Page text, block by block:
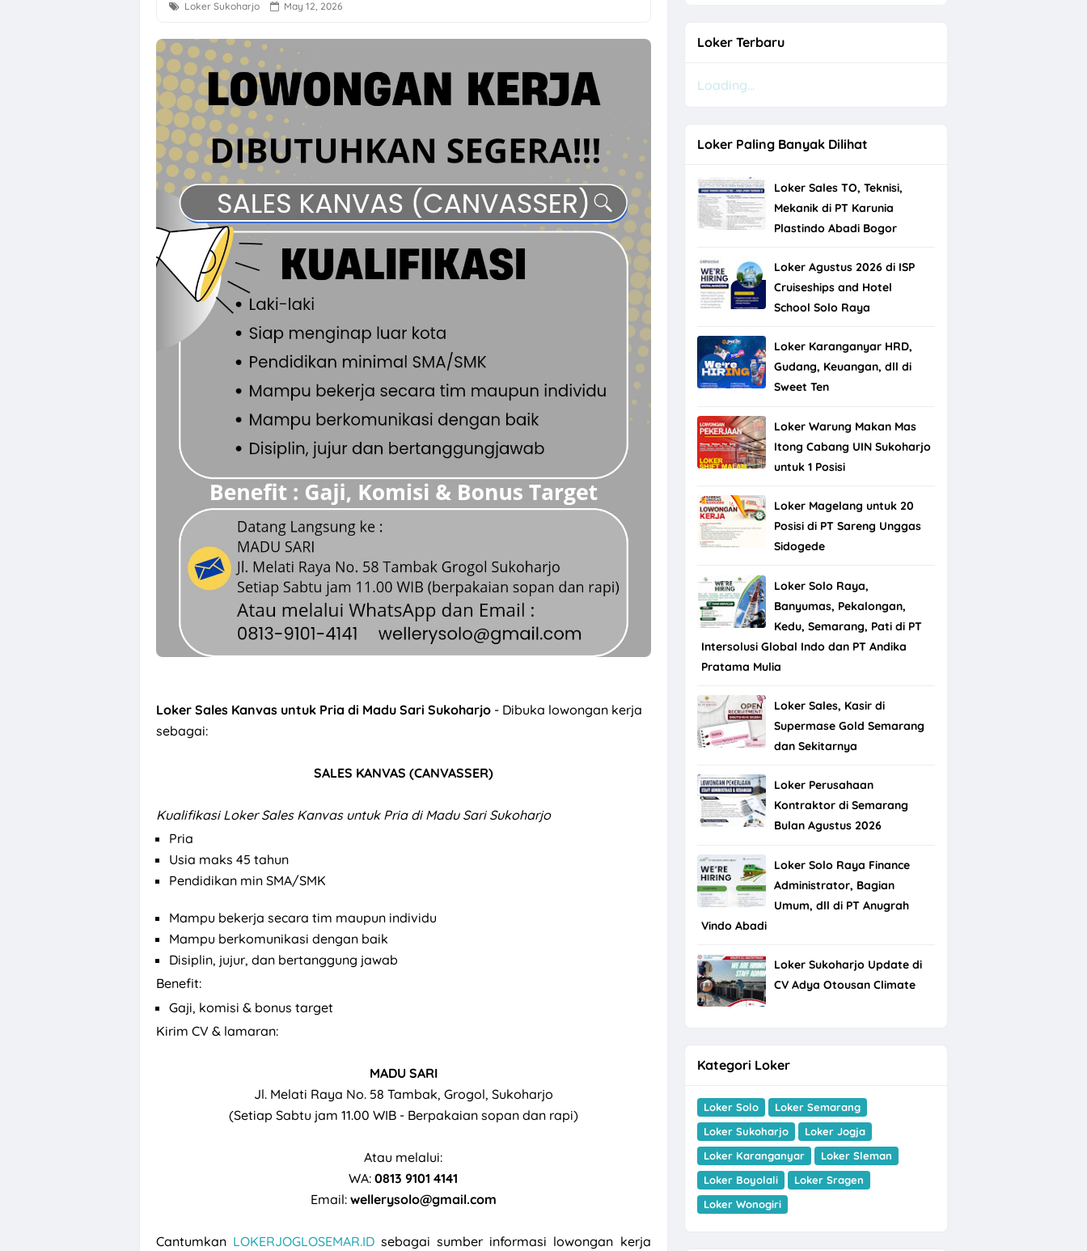
Loker Semarang Posisi Driver Gaji UMK
Loker Solo Raya Crew Dapur, Personal Hygiene, Staff TAF, dll di CV Pesta Abadi
Loker Klaten, Sukoharjo, Surakarta Posisi Field Collector PT Bina Artha Ventura
Loker Sukoharjo untuk 2 Posisi di Chery Solo Baru (PT Pradipta Cakra Buana)
Lowongan Kerja Anak Panah Kopi Yogyakarta untuk 2 Posisi
Loker QC, PPIC, Operator Flexo di PT Quark Quality Pack Semarang
Loker Crew Store di TIANLALA Ice Cream, Tea & Coffee Gatot Subroto Solo
Lowongan Kerja Part Time Semarang di W3GG
Loker Human Resource & General Affairs di Plamongan Indah Learning Center Demak
Loker Semarang Driver di PT Sumberdaya Dian Mandiri
Loker Sleman di PT Bigga Damai Utama Bulan Agustus 2026
Loker Sukoharjo May 12, 2026
Loker Sales Kanvas untuk Pria di Madu Sari Sukoharjo - Dibuka lowongan kerja
sebagai:
SALES KANVAS (CANVASSER)
Kualifikasi Loker Sales Kanvas untuk Pria di Madu Sari Sukoharjo
Pria
Usia maks 45 tahun
Pendidikan min SMA/SMK
Mampu bekerja secara tim maupun individu
Mampu berkomunikasi dengan baik
Disiplin, jujur, dan bertanggung jawab
Benefit:
Gaji, komisi & bonus target
Kirim CV & lamaran:
MADU SARI
Jl. Melati Raya No. 58 Tambak, Grogol, Sukoharjo
(Setiap Sabtu jam 11.00 WIB - Berpakaian sopan dan rapi)
Atau melalui:
WA: 0813 9101 4141
Email:wellerysolo@gmail.com
Cantumkan LOKERJOGLOSEMAR.ID sebagai sumber informasi lowongan kerja
Loker Terbaru
Loading...
Loker Paling Banyak Dilihat
Loker Sales TO, Teknisi,
Mekanik di PT Karunia
Plastindo Abadi Bogor
Loker Agustus 2026 di ISP
Cruiseships and Hotel
School Solo Raya
Loker Karanganyar HRD,
Gudang, Keuangan, dll di
Sweet Ten
Loker Warung Makan Mas
Itong Cabang UIN Sukoharjo
untuk 1 Posisi
Loker Magelang untuk 20
Posisi di PT Sareng Unggas
Sidogede
Loker Solo Raya,
Banyumas, Pekalongan,
Kedu, Semarang, Pati di PT
Intersolusi Global Indo dan PT Andika
Pratama Mulia
Loker Sales, Kasir di
Supermase Gold Semarang
dan Sekitarnya
Loker Perusahaan
Kontraktor di Semarang
Bulan Agustus 2026
Loker Solo Raya Finance
Administrator, Bagian
Umum, dll di PT Anugrah
Vindo Abadi
Loker Sukoharjo Update di
CV Adya Otousan Climate
Kategori Loker
Loker Solo
Loker Semarang
Loker Sukoharjo
Loker Jogja
Loker Karanganyar
Loker Sleman
Loker Boyolali
Loker Sragen
Loker Wonogiri